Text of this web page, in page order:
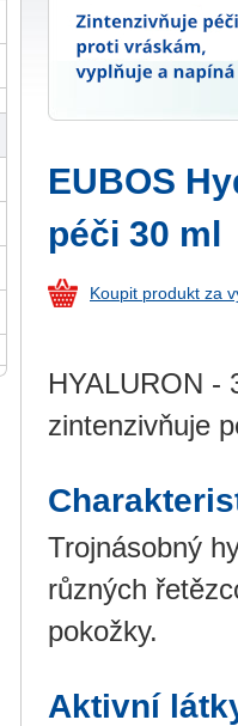
EUBOS
péči 30 ml
Koupit produkt za
HYALURON -
zintenzivňuje
Trojnásobný
různých
pokožky.
Aktivní